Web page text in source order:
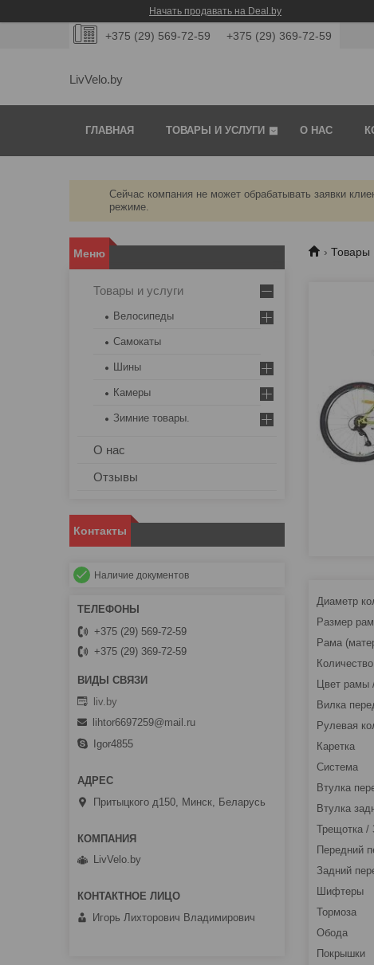
Начать продавать на Deal.by
+375 (29) 569-72-59 +375 (29) 369-72-59
LivVelo.by
ГЛАВНАЯ ТОВАРЫ И УСЛУГИ О НАС
Сейчас компания не может обрабатывать заявки
режиме.
Товары
Цвет
Задний
Товары и услуги
Велосипеды
Самокаты
Шины
Камеры
Зимние товары.
О нас
Отзывы
Контакты
Наличие документов
+375 (29) 569-72-59
+375 (29) 369-72-59
liv.by
lihtor6697259@mail.ru
Igor4855
Притыцкого д150, Минск, Беларусь
LivVelo.by
Игорь Лихторович Владимирович